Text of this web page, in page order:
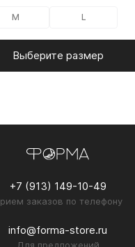
M L
Выберите размер
+7 (913) 149-10-49
заказов по телефону
info@forma-store.ru